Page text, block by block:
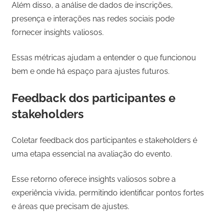
Além disso, a análise de dados de inscrições,
presença e interações nas redes sociais pode
fornecer insights valiosos.
Essas métricas ajudam a entender o que funcionou
bem e onde há espaço para ajustes futuros.
Feedback dos participantes e
stakeholders
Coletar feedback dos participantes e stakeholders é
uma etapa essencial na avaliação do evento.
Esse retorno oferece insights valiosos sobre a
experiência vivida, permitindo identificar pontos fortes
e áreas que precisam de ajustes.